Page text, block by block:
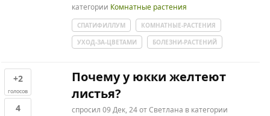
категории Комнатные растения
СПАТИФИЛЛУМ
КОМНАТНЫЕ-РАСТЕНИЯ
УХОД-ЗА-ЦВЕТАМИ
БОЛЕЗНИ-РАСТЕНИЙ
+2
голосов
4
Почему у юкки желтеют
листья?
спросил 09 Дек, 24 отСветлана в категории